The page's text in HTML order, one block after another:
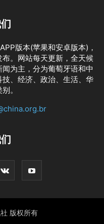
版本(苹果和安卓版本)，
。网站每天更新，全天候
为主，分为葡萄牙语和中
、经济、政治、生活、华
。
版权所有